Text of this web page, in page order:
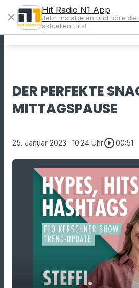
DER PERFEKTE
MITTAGSPAUSE
25. Januar 2023 · 10:24 Uhrplay_circle_outline00:51
close
Hit Radio N1 App
Jetzt installieren und höre die
aktuellen Hits!